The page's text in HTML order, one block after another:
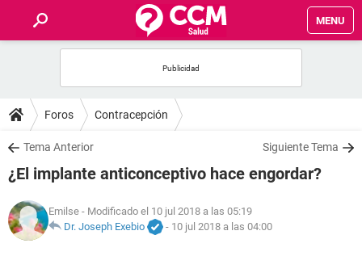
MENU
FOROS
SALUD
FAMILIA
NUTRICIÓN
Foros Contracepción
Tema Anterior Siguiente Tema
¿El implante anticonceptivo hace engordar?
Emilse - Modificado el 10 jul 2018 a las 05:19
Dr. Joseph Exebio
- 10 jul 2018 a las 04:00